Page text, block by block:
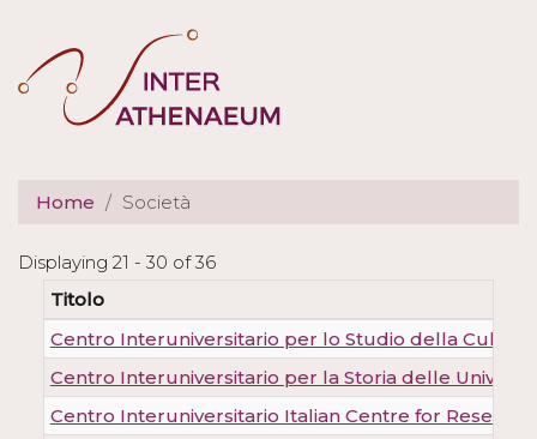
contenuto
principale
Home Società
Displaying 21 - 30 of 36
Titolo
Centro Interuniversitario per lo Studio della
Centro Interuniversitario per la Storia delle
Centro Interuniversitario Italian Centre for